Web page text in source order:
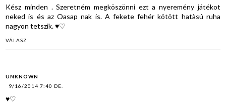
Kész minden . Szeretném megköszönni ezt a nyeremény játékot
neked is és az Oasap nak is. A fekete fehér kötött hatàsú ruha
nagyon tetszik. ♥♡
VÁLASZ
UNKNOWN
9/16/2014 7:40 DE.
♥♡